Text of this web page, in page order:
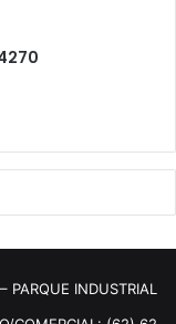
PARQUE INDUSTRIAL